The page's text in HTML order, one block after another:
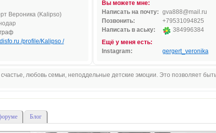
Вероника (Kalipso)
/profile/Kalipso /
Вы можете мне:
Написать на почту: gva888@mai l.ru
Позвонить:
+79531094825
Написать в аську:
384996384
Ещё у меня есть:
Instagram:
gergert_veronika
любовь семьи, неподдельные детские эмоции. Это позволяет
Блог